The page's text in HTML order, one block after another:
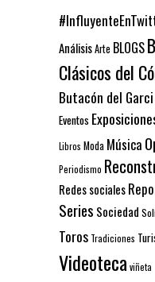
AnálisisArte BLOGS
Clásicos del
Butacón del Garci
Eventos
Libros Moda Música
Periodismo
Redes sociales
Series Sociedad
Toros Tradiciones
Videoteca viñeta